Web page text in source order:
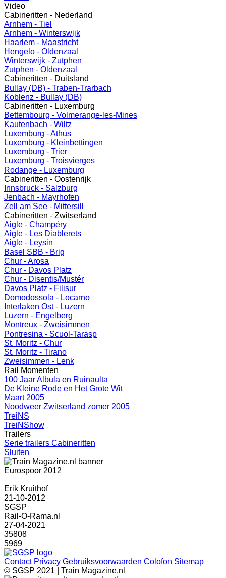
Video
Cabineritten - Nederland
Arnhem - Tiel
Arnhem - Winterswijk
Haarlem - Maastricht
Hengelo - Oldenzaal
Winterswijk - Zutphen
Zutphen - Oldenzaal
Cabineritten - Duitsland
Bullay (DB) - Traben-Trarbach
Koblenz - Bullay (DB)
Cabineritten - Luxemburg
Bettembourg - Volmerange-les-Mines
Kautenbach - Wiltz
Luxemburg - Athus
Luxemburg - Kleinbettingen
Luxemburg - Trier
Luxemburg - Troisvierges
Rodange - Luxemburg
Cabineritten - Oostenrijk
Innsbruck - Salzburg
Jenbach - Mayrhofen
Zell am See - Mittersill
Cabineritten - Zwitserland
Aigle - Champéry
Aigle - Les Diablerets
Aigle - Leysin
Basel SBB - Brig
Chur - Arosa
Chur - Davos Platz
Chur - Disentis/Mustér
Davos Platz - Filisur
Domodossola - Locarno
Interlaken Ost - Luzern
Luzern - Engelberg
Montreux - Zweisimmen
Pontresina - Scuol-Tarasp
St. Moritz - Chur
St. Moritz - Tirano
Zweisimmen - Lenk
Rail Momenten
100 Jaar Albula en Ruinaulta
De Kleine Rode en Het Grote Wit
Maart 2005
Noodweer Zwitserland zomer 2005
TreiNS
TreiNShow
Trailers
Serie trailers Cabineritten
Sluiten
Eurospoor 2012
Erik Kruithof
21-10-2012
SGSP
Rail-O-Rama.nl
27-04-2021
35808
5969
Contact Privacy Gebruiksvoorwaarden Colofon Sitemap
© SGSP 2021 | Train Magazine.nl